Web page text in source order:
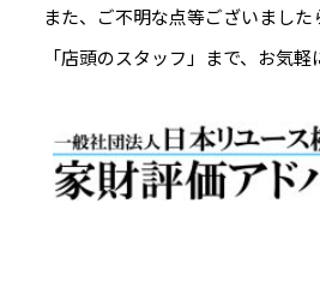
また、ご不明な点等ございまし
「店頭のスタッフ」まで、お気軽